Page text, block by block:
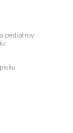
pediatrov